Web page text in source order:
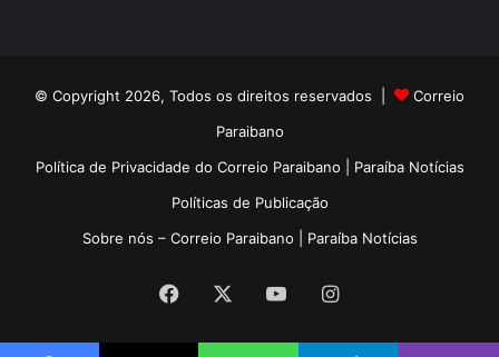
© Copyright 2026, Todos os direitos reservados |
Correio
Paraibano
Política de Privacidade do Correio Paraibano | Paraíba Notícias
Políticas de Publicação
Sobre nós – Correio Paraibano | Paraíba Notícias
Facebook YouTubeInstagram